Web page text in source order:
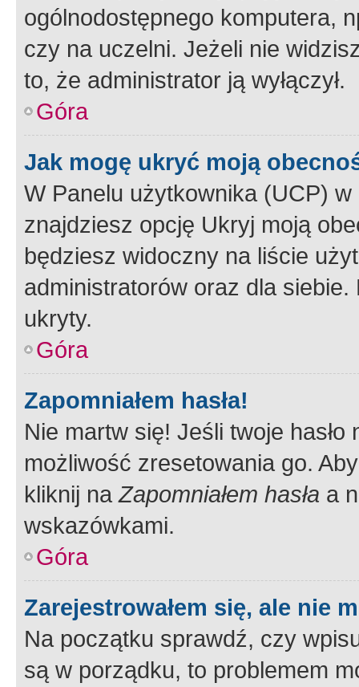
ogólnodostępnego komputera,
czy na uczelni. Jeżeli nie
to, że administrator ją wyłączył.
Góra
Jak mogę ukryć moją
W Panelu użytkownika (UCP) w
znajdziesz opcję Ukryj moją
będziesz widoczny na liście
administratorów oraz dla
ukryty.
Góra
Zapomniałem hasła!
Nie martw się! Jeśli twoje
możliwość zresetowania go.
kliknij naZapomniałem hasła a
wskazówkami.
Góra
Zarejestrowałem się, ale nie
Na początku sprawdź, czy
są w porządku, to problemem